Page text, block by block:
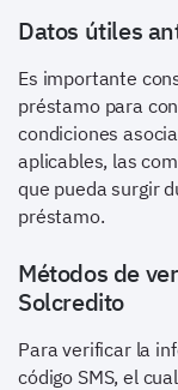
Datos útiles
Es importante
préstamo para
condiciones
aplicables, las
que pueda surgir
préstamo.
Métodos de
Solcredito
Para verificar la
código SMS, el